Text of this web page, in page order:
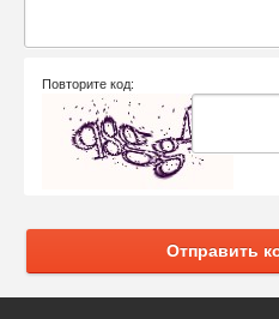
Повторите код:
Отправить